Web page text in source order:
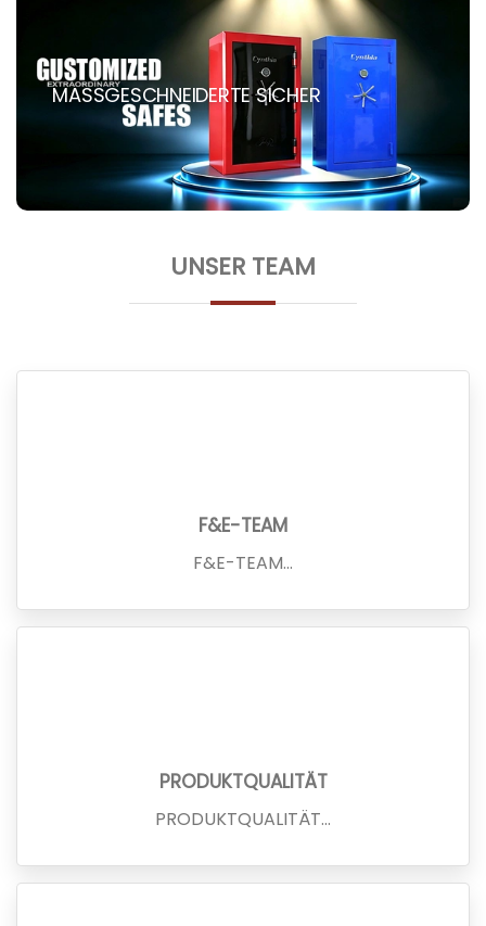
MASSGESCHNEIDERTE SICHER
UNSER TEAM
F&E-TEAM
F&E-TEAM...
PRODUKTQUALITÄT
PRODUKTQUALITÄT...